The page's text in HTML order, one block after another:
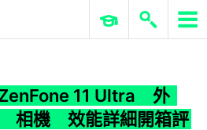
ERP 與商業 AI
ZenFone 11 Ultra 外
機 效能詳細開箱評